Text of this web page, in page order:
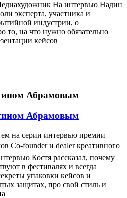
На интервью Надин
эксперта, участника и
индустрии, о
то, на что нужно обязательно
кейсов
Абрамовым
Абрамовым
на серии интервью премии
Co-founder и dealer креативного
Костя рассказал, почему
в фестивалях и всегда
упаковки кейсов и
защитах, про свой стиль и